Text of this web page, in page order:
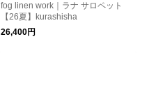
fog linen work｜ラナ サロペット
【26夏】kurashisha
26,400円